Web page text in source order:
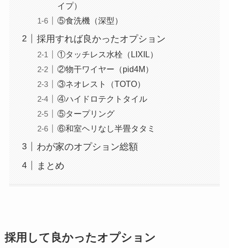
イプ）
⑤食洗機（深型）
採用すれば良かったオプション
①タッチレス水栓（LIXIL）
②物干ワイヤー（pid4M）
③ネオレスト（TOTO）
④ハイドロテクトタイル
⑤タープリング
⑥和室ヘリなし半畳タタミ
わが家のオプション総額
まとめ
採用して良かったオプション